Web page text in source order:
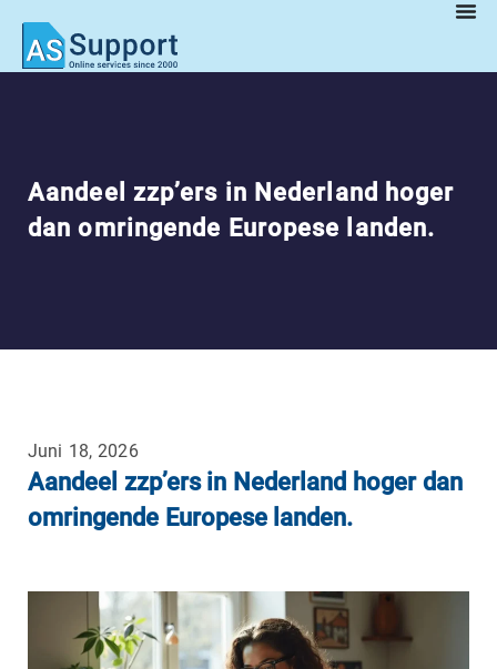
Aandeel zzp’ers in Nederland hoger
dan omringende Europese landen.
Juni 18, 2026
Aandeel zzp’ers in Nederland hoger dan
omringende Europese landen.